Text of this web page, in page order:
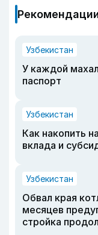
Узбекистан
У каждой
паспорт
Узбекистан
Как накопить
вклада и
Узбекистан
Обвал края
месяцев
стройка